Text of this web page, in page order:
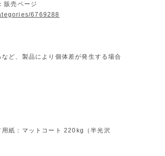
販売ページ
6769288
ど、製品により個体差が発生する場合
紙：マットコート 220kg（半光沢